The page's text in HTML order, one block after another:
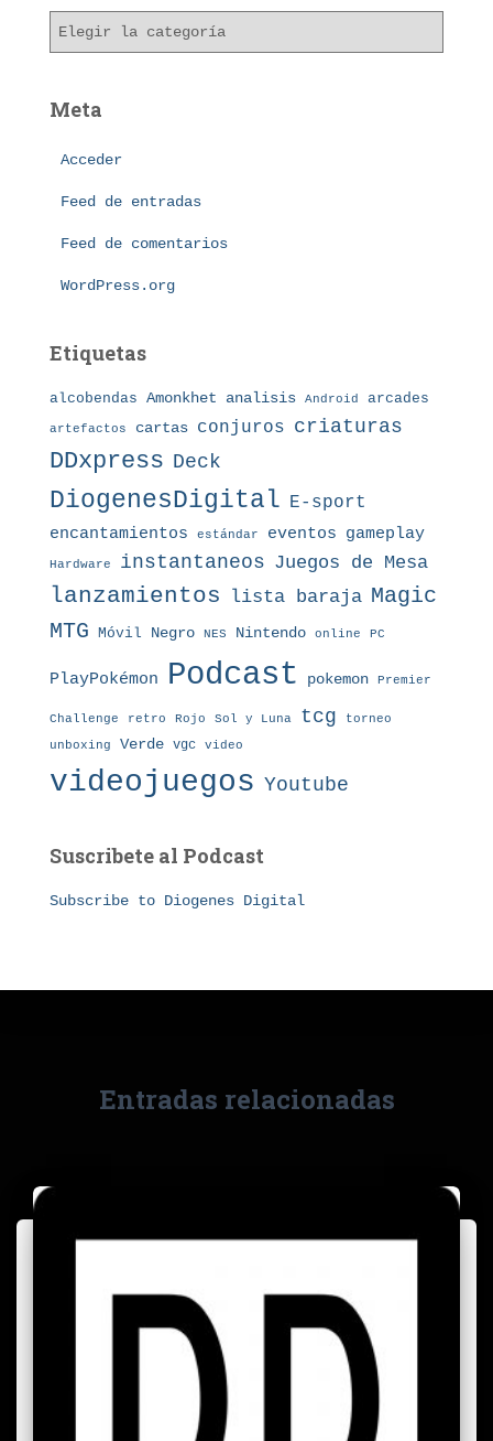
g
Meta
Acceder
Feed de entradas
Feed de comentarios
WordPress.org
Etiquetas
alcobendas Amonkhet analisis Android arcades
artefactos cartas conjuros criaturas
DDxpress Deck
DiogenesDigital E-sport
encantamientos estándar eventos gameplay
Hardware instantaneos Juegos de Mesa
lanzamientos lista baraja Magic
MTG Móvil Negro NES Nintendo online PC
PlayPokémon Podcast pokemon Premier
Challenge retro Rojo Sol y Luna tcg torneo
unboxing Verde vgc video
videojuegos Youtube
Suscribete al Podcast
Subscribe to Diogenes Digital
Entradas relacionadas